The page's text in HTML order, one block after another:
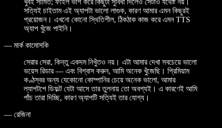
সত্যিই চাইতাম এই অ্যাপটা ভালো লাগুক, কারণ আমার এমন কিছুরই
প্রয়োজন। এখনো কোনো স্থিতিশীল, ঠিকঠাক কাজ করে এমন TTS
অ্যাপ খুঁজে পাইনি।
— মার্ক কামোসকি
সেরার সেরা, কিন্তু একদম নিখুঁতও নয়। এটা আমার দেখা সবচেয়ে ভালো
ভয়েস রিডার — এবং বিশ্বাস করুন, আমি অনেক খুঁজেছি। প্রিমিয়াম
কণ্ঠস্বর অন্য যেকোনো কোম্পানির চেয়ে অনেক ভালো, আমার
ল্যাপটপে ডিফল্ট যেটা আসে তার তুলনায় তো অবশ্যই। এ কারণেই আমি
পাঁচ তারা দিচ্ছি, কারণ অ্যাপটি সত্যিই তার যোগ্য।
— রেজিনা